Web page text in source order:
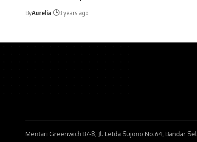
ByAurelia 3 years ago
Mentari Greenwich B7-8, Jl. Letda Sujono No.64, Bandar